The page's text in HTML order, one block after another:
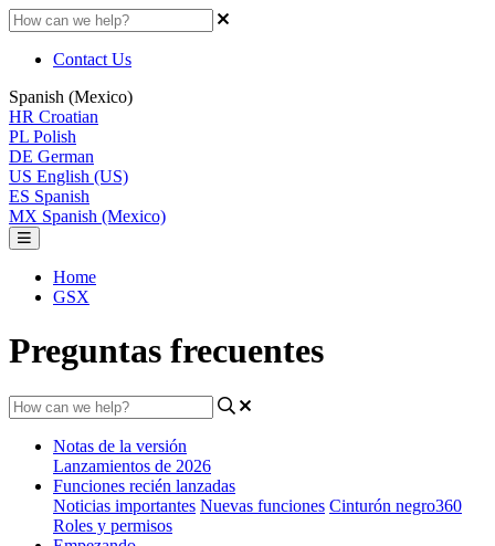
Contact Us
Spanish (Mexico)
HR Croatian
PL Polish
DE German
US English (US)
ES Spanish
MX Spanish (Mexico)
Home
GSX
Preguntas frecuentes
Notas de la versión
Lanzamientos de 2026
Funciones recién lanzadas
Noticias importantes Nuevas funciones Cinturón negro360
Roles y permisos